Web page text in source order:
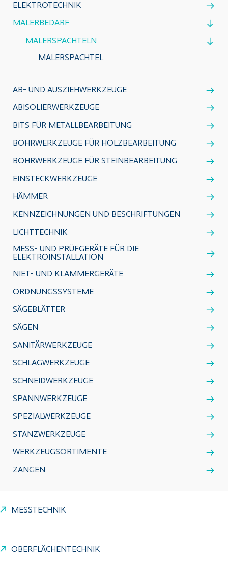
ELEKTROTECHNIK
MALERBEDARF
MALERSPACHTELN
MALERSPACHTEL
AB- UND AUSZIEHWERKZEUGE
ABISOLIERWERKZEUGE
BITS FÜR METALLBEARBEITUNG
BOHRWERKZEUGE FÜR HOLZBEARBEITUNG
BOHRWERKZEUGE FÜR STEINBEARBEITUNG
EINSTECKWERKZEUGE
HÄMMER
KENNZEICHNUNGEN UND BESCHRIFTUNGEN
LICHTTECHNIK
MESS- UND PRÜFGERÄTE FÜR DIE
ELEKTROINSTALLATION
NIET- UND KLAMMERGERÄTE
ORDNUNGSSYSTEME
SÄGEBLÄTTER
SÄGEN
SANITÄRWERKZEUGE
SCHLAGWERKZEUGE
SCHNEIDWERKZEUGE
SPANNWERKZEUGE
SPEZIALWERKZEUGE
STANZWERKZEUGE
WERKZEUGSORTIMENTE
ZANGEN
MESSTECHNIK
OBERFLÄCHENTECHNIK